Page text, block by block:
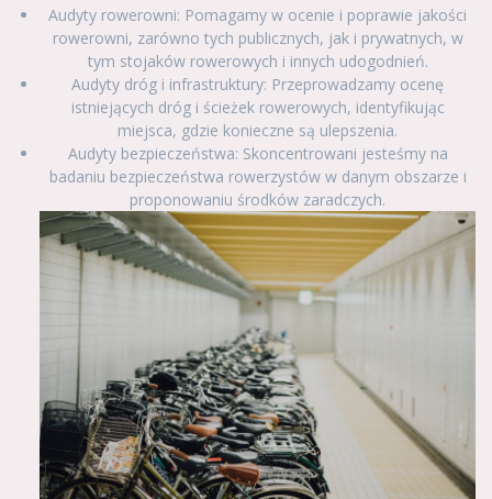
Audyty rowerowni: Pomagamy w ocenie i poprawie jakości
rowerowni, zarówno tych publicznych, jak i prywatnych, w
tym stojaków rowerowych i innych udogodnień.
Audyty dróg i infrastruktury: Przeprowadzamy ocenę
istniejących dróg i ścieżek rowerowych, identyfikując
miejsca, gdzie konieczne są ulepszenia.
Audyty bezpieczeństwa: Skoncentrowani jesteśmy na
badaniu bezpieczeństwa rowerzystów w danym obszarze i
proponowaniu środków zaradczych.